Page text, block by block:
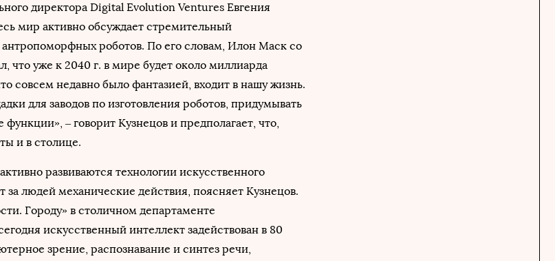
директора Digital Evolution Ventures Евгения
мир активно обсуждает стремительный
роботов. По его словам, Илон Маск со
что уже к 2040 г. в мире будет около миллиарда
совсем недавно было фантазией, входит в нашу жизнь.
для заводов по изготовления роботов, придумывать
– говорит Кузнецов и предполагает, что,
и в столице.
развиваются технологии искусственного
за людей механические действия, поясняет Кузнецов.
Городу» в столичном департаменте
искусственный интеллект задействован в 80
зрение, распознавание и синтез речи,